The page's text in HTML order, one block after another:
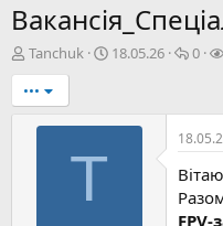
А
в
т
о
Tanchuk
Д
с
18.05.26
В
п
о
в
і
д
е
0
•••
T
FPV-